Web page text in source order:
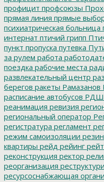
профицит профсоюзы
прямая линия прямые
психиатрическая больница
интернат птичий грипп
пункт пропуска путевка
за рулем работа
поездка рабочие места
развлекательный центр
берегов ракеты Рамазанов
расписание автобусов РДШ
реанимация ревизия
региональный оператор
регистратура регламент
режим самоизоляции
квартиры рейд рейинг
реконструкция ректор
реорганизация
ресурсоснабжающая